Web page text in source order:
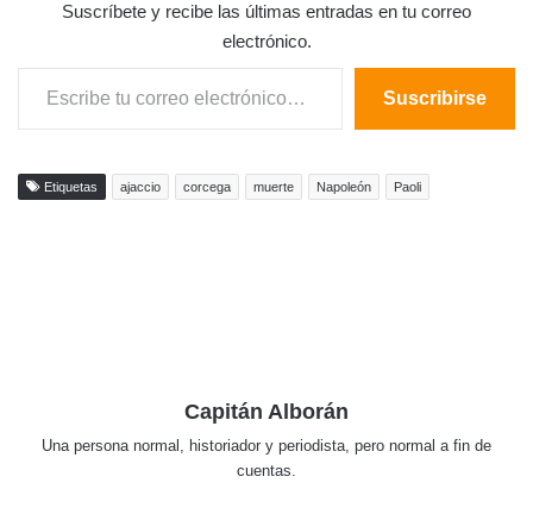
Suscríbete y recibe las últimas entradas en tu correo
electrónico.
Escribe tu correo electrónico…
Suscribirse
Etiquetas ajaccio corcega muerte Napoleón Paoli
Capitán Alborán
Una persona normal, historiador y periodista, pero normal a fin de
cuentas.